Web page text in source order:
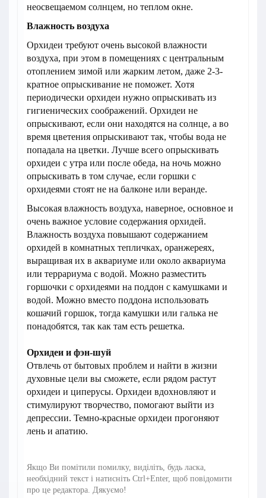
неосвещаемом солнцем, но теплом окне.
Влажность воздуха
Орхидеи требуют очень высокой влажности
воздуха, при этом в помещениях с центральным
отоплением зимой или жарким летом, даже 2-3-
кратное опрыскивание не поможет. Хотя
периодически орхидеи нужно опрыскивать из
гигиенических соображений. Орхидеи не
опрыскивают, если они находятся на солнце, а во
время цветения опрыскивают так, чтобы вода не
попадала на цветки. Лучше всего опрыскивать
орхидеи с утра или после обеда, на ночь можно
опрыскивать в том случае, если горшки с
орхидеями стоят не на балконе или веранде.
Высокая влажность воздуха, наверное, основное и
очень важное условие содержания орхидей.
Влажность воздуха повышают содержанием
орхидей в комнатных тепличках, оранжереях,
выращивая их в аквариуме или около аквариума
или террариума с водой. Можно разместить
горшочки с орхидеями на поддон с камушками и
водой. Можно вместо поддона использовать
кошачий горшок, тогда камушки или галька не
понадобятся, так как там есть решетка.
Орхидеи и фэн-шуй
Отвлечь от бытовых проблем и найти в жизни
духовные цели вы сможете, если рядом растут
орхидеи и циперусы. Орхидеи вдохновляют и
стимулируют творчество, помогают выйти из
депрессии. Темно-красные орхидеи прогоняют
лень и апатию.
Якщо Ви помітили помилку, виділіть, будь ласка,
необхідний текст і натисніть Ctrl+Enter, щоб повідомити
про це редактора. Дякуємо!